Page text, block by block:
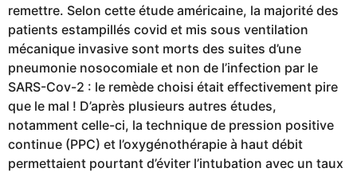
remettre. Selon cette étude américaine, la majorité des
patients estampillés covid et mis sous ventilation
mécanique invasive sont morts des suites d’une
pneumonie nosocomiale et non de l’infection par le
SARS-Cov-2 : le remède choisi était effectivement pire
que le mal ! D’après plusieurs autres études,
notamment celle-ci, la technique de pression positive
continue (PPC) et l’oxygénothérapie à haut débit
permettaient pourtant d’éviter l’intubation avec un taux